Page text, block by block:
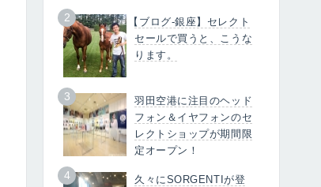
2
【ブログ-銀座】セレクト
セールで買うと、こうな
ります。
3
羽田空港に注目のヘッド
フォン＆イヤフォンのセ
レクトショップが期間限
定オープン！
4
久々にSORGENTIが登